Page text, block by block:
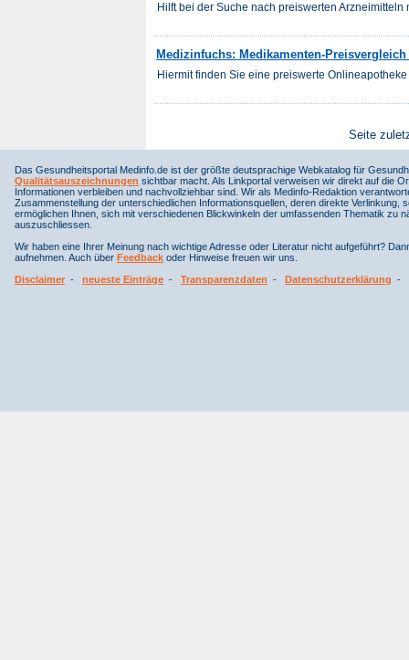
Hilft bei der Suche nach preiswerten Arzneimitteln
Medizinfuchs: Medikamenten-
Hiermit finden Sie eine preiswerte
Seite
Das Gesundheitsportal Medinfo.de ist der größte deutsprachige Webkatalog für
Qualitätsauszeichnungen sichtbar macht. Als Linkportal verweisen wir direkt auf die
Informationen verbleiben und nachvollziehbar sind. Wir als Medinfo-Redaktion
Zusammenstellung der unterschiedlichen Informationsquellen, deren direkte
ermöglichen Ihnen, sich mit verschiedenen Blickwinkeln der umfassenden Thematik
auszuschliessen.
Wir haben eine Ihrer Meinung nach wichtige Adresse oder Literatur nicht aufgeführt?
aufnehmen. Auch über Feedback oder Hinweise freuen wir uns.
Disclaimer - neueste Einträge - Transparenzdaten - Datenschutzerklärung -